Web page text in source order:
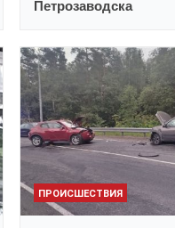
Петрозаводска
ПРОИСШЕСТВИЯ